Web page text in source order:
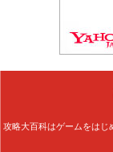
攻略大百科はゲームをはじ